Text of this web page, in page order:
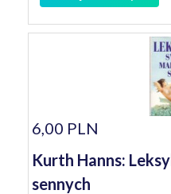
6,00 PLN
Kurth Hanns:
sennych